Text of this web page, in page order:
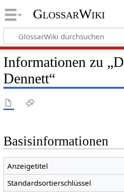
GlossarWiki
Informationen zu
Dennett“
Basisinformationen
Anzeigetitel
Standardsortierschlüssel